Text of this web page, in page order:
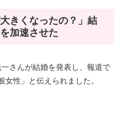
きくなったの？」結
加速させた
さんが結婚を発表し、報道で
女性」と伝えられました。